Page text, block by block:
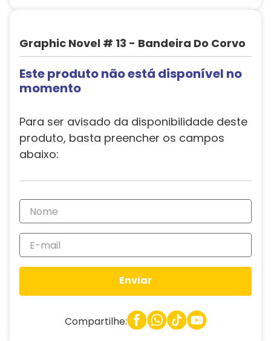
Graphic Novel # 13 - Bandeira Do Corvo
Este produto não está disponível no
momento
Para ser avisado da disponibilidade deste
produto, basta preencher os campos
abaixo:
Enviar
Compartilhe: